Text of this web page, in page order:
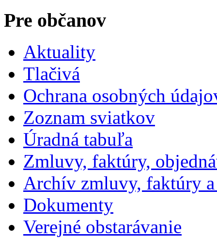
Pre občanov
Aktuality
Tlačivá
Ochrana osobných
Zoznam sviatkov
Úradná tabuľa
Zmluvy, faktúry,
Archív zmluvy, faktúry
Dokumenty
Verejné obstarávanie